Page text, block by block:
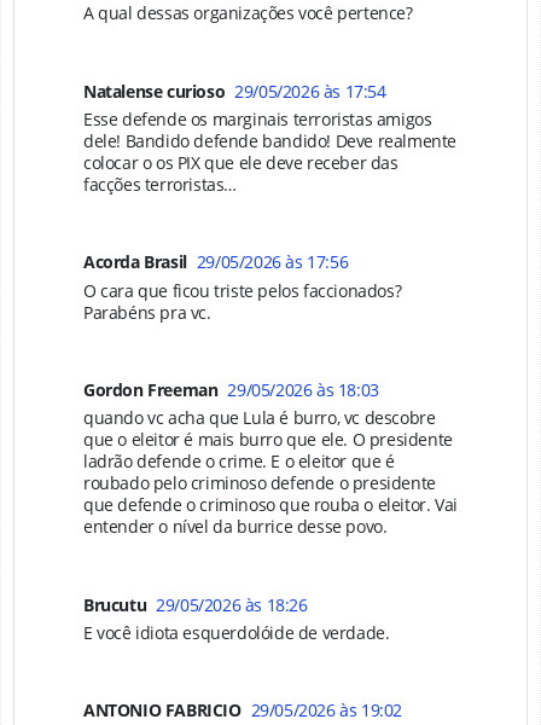
A qual dessas organizações você pertence?
Natalense curioso 29/05/2026 às 17:54
Esse defende os marginais terroristas amigos
dele! Bandido defende bandido! Deve realmente
colocar o os PIX que ele deve receber das
facções terroristas…
Acorda Brasil 29/05/2026 às 17:56
O cara que ficou triste pelos faccionados?
Parabéns pra vc.
Gordon Freeman 29/05/2026 às 18:03
quando vc acha que Lula é burro, vc descobre
que o eleitor é mais burro que ele. O presidente
ladrão defende o crime. E o eleitor que é
roubado pelo criminoso defende o presidente
que defende o criminoso que rouba o eleitor. Vai
entender o nível da burrice desse povo.
Brucutu 29/05/2026 às 18:26
E você idiota esquerdolóide de verdade.
ANTONIO FABRICIO 29/05/2026 às 19:02